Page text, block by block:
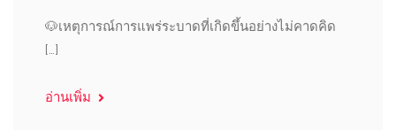
🐶เหตุการณ์การแพร่ระบาดที่เกิดขึ้นอย่างไม่คาดคิด
[…]
อ่านเพิ่ม